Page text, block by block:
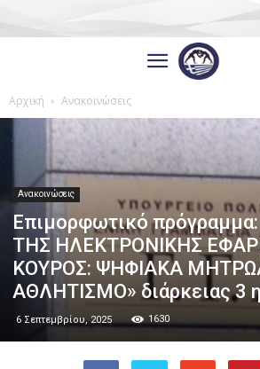
Αρχική Ανακοινώσεις
Ανακοινώσεις
Eπιμορφωτικό πρόγραμμα:
ΤΗΣ ΗΛΕΚΤΡΟΝΙΚΗΣ
ΚΟΥΡΟΣ: ΨΗΦΙΑΚΑ
ΑΘΛΗΤΙΣΜΟ» διάρκειας 3
6 Σεπτεμβρίου, 2025 1630